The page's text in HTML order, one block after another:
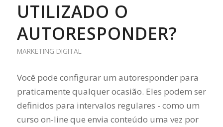
UTILIZADO O
AUTORESPONDER?
MARKETING DIGITAL
Você pode configurar um autoresponder para
praticamente qualquer ocasião. Eles podem ser
definidos para intervalos regulares - como um
curso on-line que envia conteúdo uma vez por